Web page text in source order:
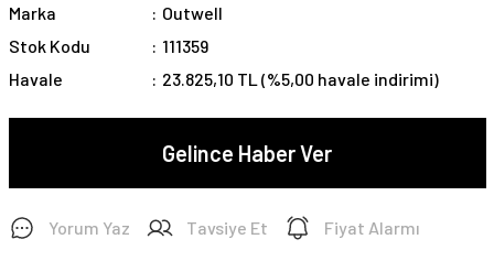
Marka
Outwell
Stok Kodu
111359
Havale
23.825,10 TL (%5,00 havale indirimi)
Gelince Haber Ver
Yorum Yaz Tavsiye Et Fiyat Alarmı